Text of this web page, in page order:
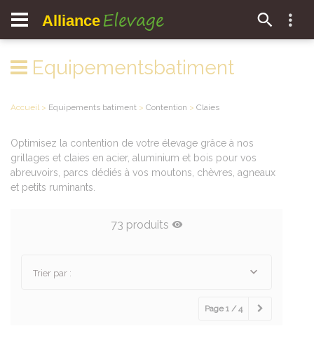
Alliance Elevage
Equipementsbatiment
Accueil > Equipements batiment > Contention > Claies
Optimisez la contention de votre élevage grâce à nos
grillages et claies en acier, aluminium et bois pour vos
abreuvoirs, parcs dédiés à vos moutons, chèvres, agneaux
et petits ruminants.
73 produits
Trier par :
Page 1 / 4